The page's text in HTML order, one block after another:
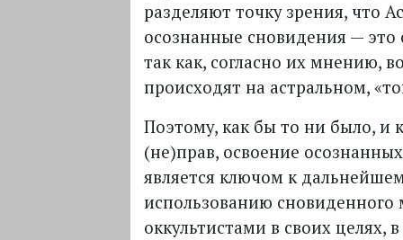
разделяют точку зрения, что
осознанные сновидения — это
так как, согласно их мнению,
происходят на астральном,
Поэтому, как бы то ни было, и
(не)прав, освоение
является ключом к
использованию
оккультистами в своих целях,